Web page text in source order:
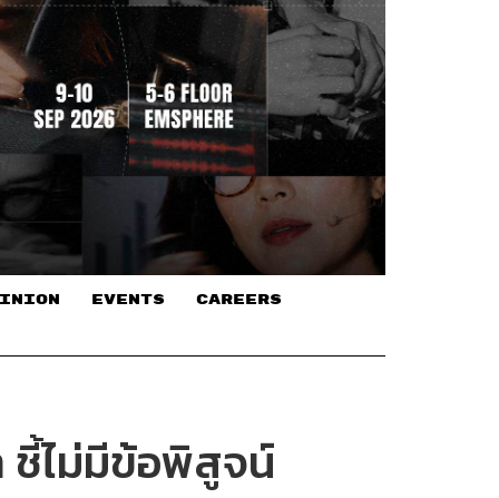
EVENTS CAREERS
ชี้ไม่มีข้อพิสูจน์